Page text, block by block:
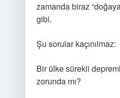
zamanda biraz
gibi.
Şu sorular kaçınılmaz:
Bir ülke sürekli
zorunda mı?